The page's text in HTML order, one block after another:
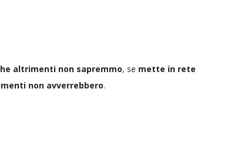
altrimenti non sapremmo, se mette in rete
non avverrebbero.